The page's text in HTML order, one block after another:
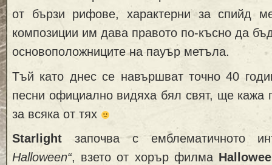
от бързи рифове, характерни за спийд
композиции им дава правото по-късно да
основоположниците на пауър метъла.
Тъй като днес се навършват точно 40
песни официално видяха бял свят, ще кажа
за всяка от тях
Starlightзапочва с емблематичното
Halloween“, взето от хорър филма